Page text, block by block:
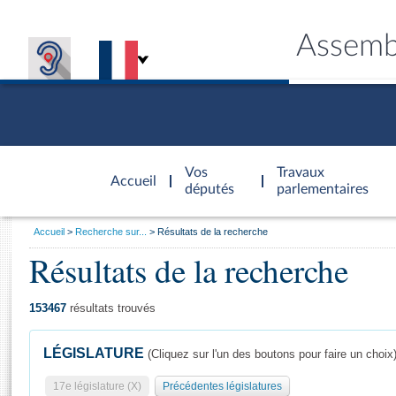
Accueil
d'accueil
Vos
députés
Travaux
parlementaires
Général
Vous
Accueil Recherche sur... Résultats de la recherche
Résultats de la recherche
153467 résultats trouvés
LÉGISLATURE (Cliquez sur l'un des boutons pour faire un choix)
17e législature (X) Précédentes législatures